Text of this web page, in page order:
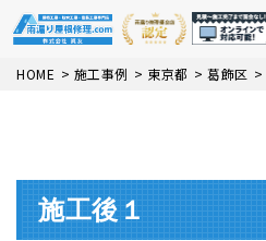
SkipHOME > 施工事例 > 東京都 > 葛飾区 >
施工後１